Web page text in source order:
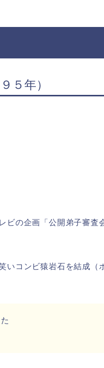
５年）
ビの企画「公開弟子審査
いコンビ猿岩石を結成（